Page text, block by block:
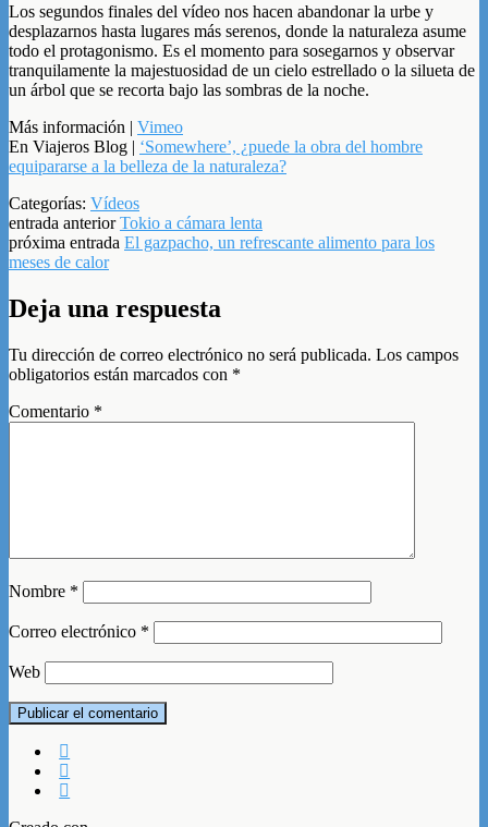
Los segundos finales del vídeo nos hacen abandonar la urbe y
desplazarnos hasta lugares más serenos, donde la naturaleza asume
todo el protagonismo. Es el momento para sosegarnos y observar
tranquilamente la majestuosidad de un cielo estrellado o la silueta de
un árbol que se recorta bajo las sombras de la noche.
Más información | Vimeo
En Viajeros Blog | ‘Somewhere’, ¿puede la obra del hombre
equipararse a la belleza de la naturaleza?
Categorías: Vídeos
entrada anteriorTokio a cámara lenta
próxima entrada El gazpacho, un refrescante alimento para los
meses de calor
Deja una respuesta
Tu dirección de correo electrónico no será publicada. Los campos
obligatorios están marcados con *
Comentario *
Nombre *
Correo electrónico *
Web